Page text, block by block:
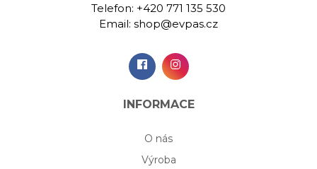
Přidat do
košíku
Telefon: +420 771 135 530
Email: shop@evpas.cz
INFORMACE
O nás
Výroba